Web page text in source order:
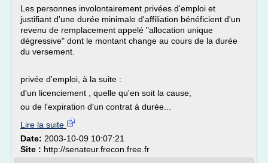
Les personnes involontairement privées d'emploi et
justifiant d'une durée minimale d'affiliation bénéficient d'un
revenu de remplacement appelé "allocation unique
dégressive" dont le montant change au cours de la durée
du versement.
privée d'emploi, à la suite :
d'un licenciement , quelle qu'en soit la cause,
ou de l'expiration d'un contrat à durée...
Lire la suite
Date: 2003-10-09 10:07:21
Site : http://senateur.frecon.free.fr